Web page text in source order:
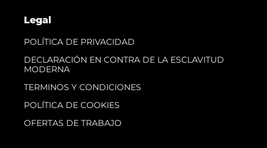
Legal
POLÍTICA DE PRIVACIDAD
DECLARACIÓN EN CONTRA DE LA ESCLAVITUD
MODERNA
TERMINOS Y CONDICIONES
POLÍTICA DE COOKIES
OFERTAS DE TRABAJO